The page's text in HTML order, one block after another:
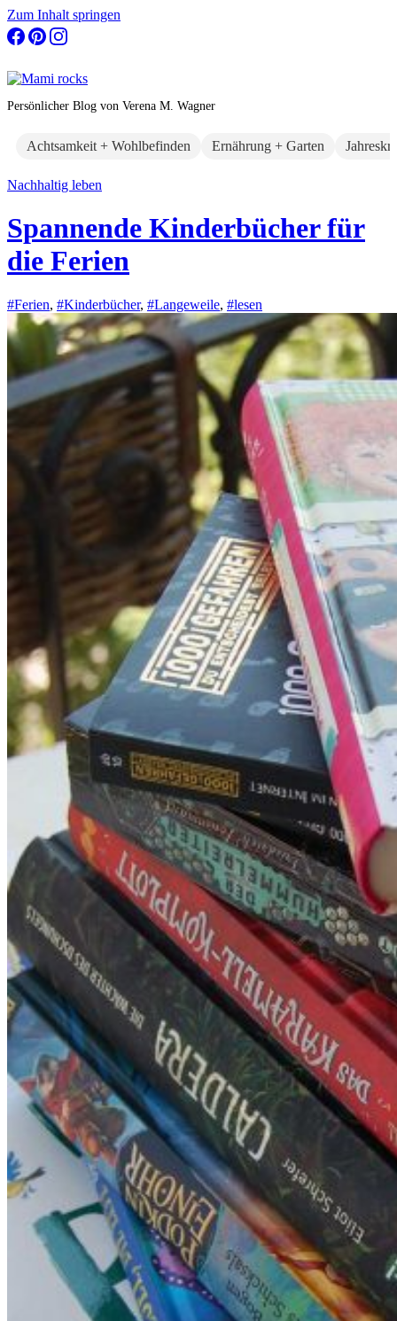
Zum Inhalt springen
Persönlicher Blog von Verena M. Wagner
Achtsamkeit + Wohlbefinden Ernährung + Garten
Nachhaltig leben
Spannende Kinderbücher für
die Ferien
#Ferien, #Kinderbücher, #Langeweile, #lesen